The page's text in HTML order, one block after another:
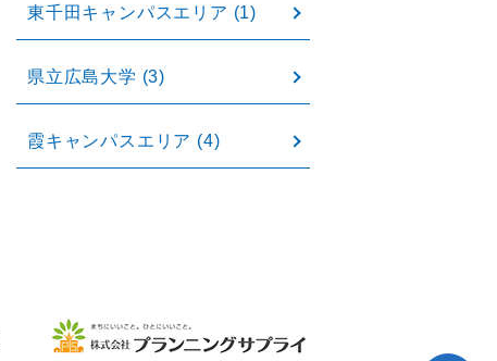
東千田キャンパスエリア (1)
県立広島大学 (3)
霞キャンパスエリア (4)